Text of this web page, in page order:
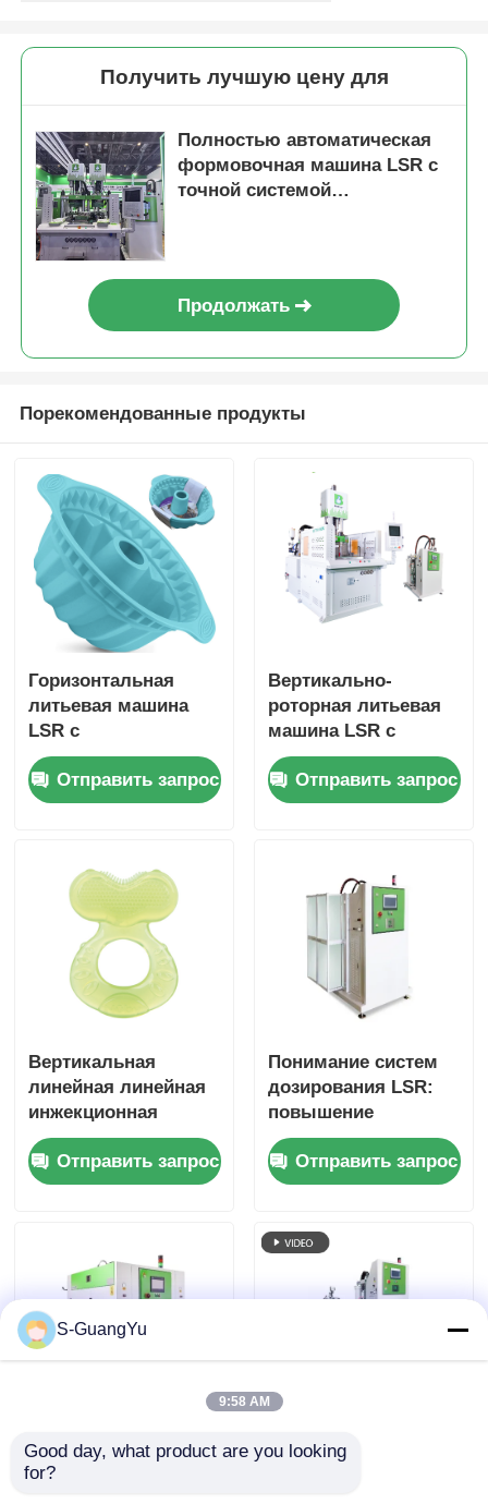
Получить лучшую цену для
Полностью автоматическая
формовочная машина LSR с
точной системой
Продолжать
Порекомендованные продукты
Горизонтальная
литьевая машина
LSR с
прецизионным
дозированием и
смешиванием,
усовершенствованной
системой
управления
Отправить запрос
Вертикально-
роторная литьевая
машина LSR с
повышением
эффективности на
30 %, усилием
Отправить запрос
Вертикальная
линейная линейная
инжекционная
формовая машина с
сервогидравлической
системой с
производства
детских зубчатых
комплектов
Отправить запрос
Понимание систем
дозирования LSR:
повышение
точности и
стабильности
Отправить запрос
Устойчивое
производство с
Датчик давления
Силиконовый
S-GuangYu
9:58 AM
Good day, what product are you looking
for?